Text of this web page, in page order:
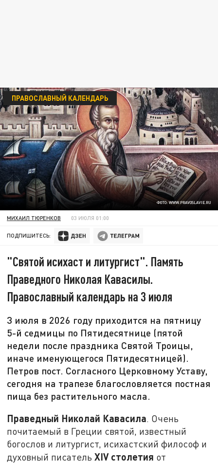
ФОТО: WWW.PRAVOSLAVIE.RU
ПРАВОСЛАВНЫЙ КАЛЕНДАРЬ
МИХАИЛ ТЮРЕНКОВ 03 ИЮЛЯ 01:00
ПОДПИШИТЕСЬ:
"Святой исихаст и литургист". Память
Праведного Николая Кавасилы.
Православный календарь на 3 июля
3 июля в 2026 году приходится на пятницу
5-й седмицы по Пятидесятнице (пятой
недели после праздника Святой Троицы,
иначе именующегося Пятидесятницей).
Петров пост. Согласного Церковному Уставу,
сегодня на трапезе благословляется постная
пища без растительного масла.
Праведный Николай Кавасила. Очень
почитаемый в Греции святой, известный
богослов и литургист, исихастский философ и
духовный писательXIVстолетия от